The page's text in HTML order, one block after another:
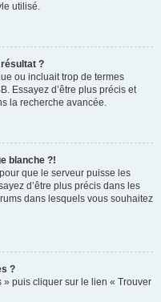
utilisé.
?
ou incluait trop de termes
Essayez d’être plus précis et
la recherche avancée.
blanche ?!
que le serveur puisse les
d’être plus précis dans les
dans lesquels vous souhaitez
?
puis cliquer sur le lien « Trouver